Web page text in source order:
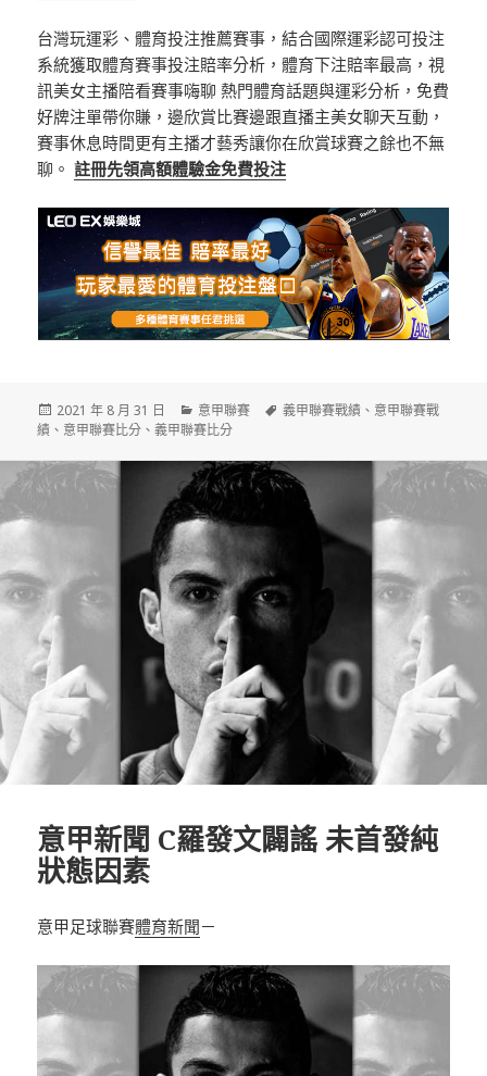
台灣玩運彩、體育投注推薦賽事，結合國際運彩認可投注
系統獲取體育賽事投注賠率分析，體育下注賠率最高，視
訊美女主播陪看賽事嗨聊 熱門體育話題與運彩分析，免費
好牌注單帶你賺，邊欣賞比賽邊跟直播主美女聊天互動，
賽事休息時間更有主播才藝秀讓你在欣賞球賽之餘也不無
聊。註冊先領高額體驗金免費投注
發
佈
期:
2021 年 8 月 31 日
分
類
意甲聯賽
標
義甲聯賽戰績 、 意甲聯賽戰
績 、 意甲聯賽比分 、義甲聯賽比分
意甲新聞 C羅發文闢謠 未首發純
狀態因素
意甲足球聯賽體育新聞－